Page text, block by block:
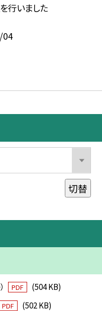
行いました
04
切替
PDF
(504 KB)
PDF
(502 KB)